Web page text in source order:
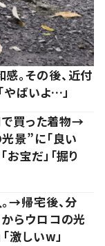
。その後、近付
やばいよ…」
買った着物→
景”に「良い
宝だ」「掘り
→帰宅後、分
らウロコの光
激しいw」